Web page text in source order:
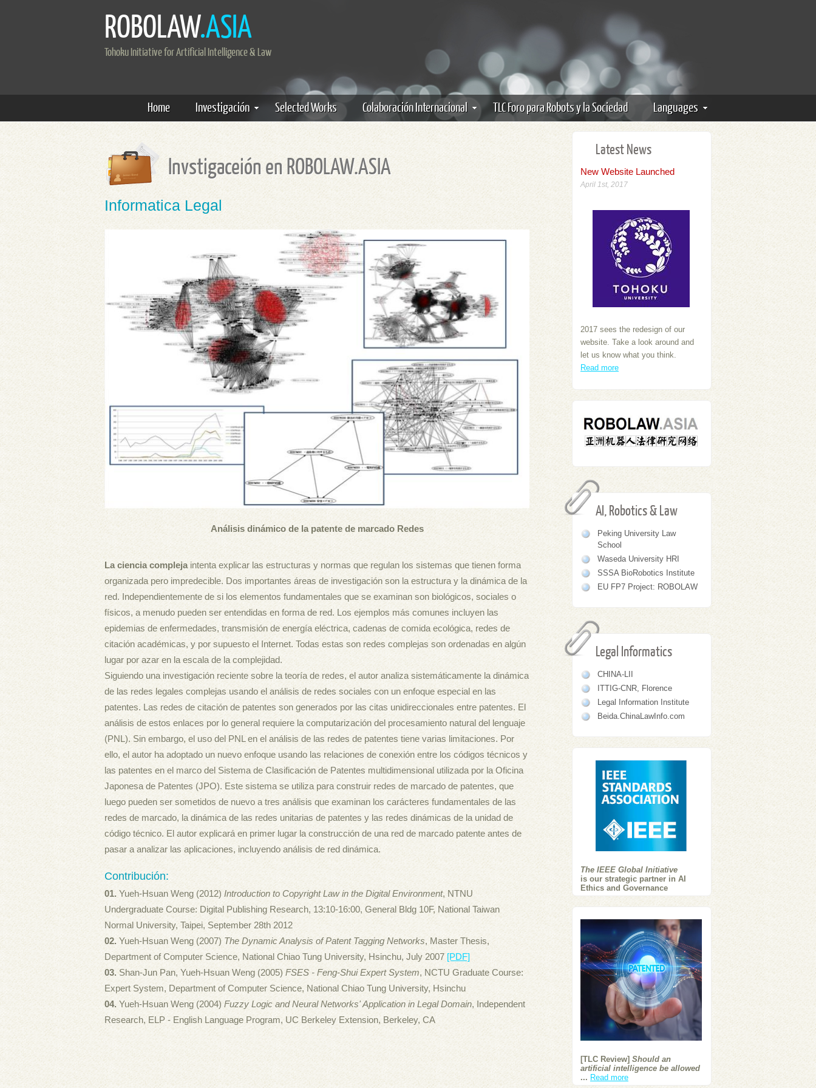
ROBOLAW.ASIA
Tohoku Initiative for Artificial Intelligence & Law
Home Investigación Selected Works Colaboración Internacional TLC Foro para Robots y la Sociedad Languages
Latest News
New Website Launched
April 1st, 2017
2017 sees the redesign of our
website. Take a look around and
let us know what you think.
Read more
AI, Robotics & Law
Peking University Law
School
Waseda University HRI
SSSA BioRobotics Institute
EU FP7 Project: ROBOLAW
Legal Informatics
CHINA-LII
ITTIG-CNR, Florence
Legal Information Institute
Beida.ChinaLawInfo.com
The IEEE Global Initiative
is our strategic partner in AI
Ethics and Governance
[TLC Review] Should an
artificial intelligence be allowed
... Read more
Invstigaceión en ROBOLAW.ASIA
Informatica Legal
Análisis dinámico de la patente de marcado Redes
La ciencia compleja intenta explicar las estructuras y normas que regulan los sistemas que tienen forma
organizada pero impredecible. Dos importantes áreas de investigación son la estructura y la dinámica de la
red. Independientemente de si los elementos fundamentales que se examinan son biológicos, sociales o
físicos, a menudo pueden ser entendidas en forma de red. Los ejemplos más comunes incluyen las
epidemias de enfermedades, transmisión de energía eléctrica, cadenas de comida ecológica, redes de
citación académicas, y por supuesto el Internet. Todas estas son redes complejas son ordenadas en algún
lugar por azar en la escala de la complejidad.
Siguiendo una investigación reciente sobre la teoría de redes, el autor analiza sistemáticamente la dinámica
de las redes legales complejas usando el análisis de redes sociales con un enfoque especial en las
patentes. Las redes de citación de patentes son generados por las citas unidireccionales entre patentes. El
análisis de estos enlaces por lo general requiere la computarización del procesamiento natural del lenguaje
(PNL). Sin embargo, el uso del PNL en el análisis de las redes de patentes tiene varias limitaciones. Por
ello, el autor ha adoptado un nuevo enfoque usando las relaciones de conexión entre los códigos técnicos y
las patentes en el marco del Sistema de Clasificación de Patentes multidimensional utilizada por la Oficina
Japonesa de Patentes (JPO). Este sistema se utiliza para construir redes de marcado de patentes, que
luego pueden ser sometidos de nuevo a tres análisis que examinan los carácteres fundamentales de las
redes de marcado, la dinámica de las redes unitarias de patentes y las redes dinámicas de la unidad de
código técnico. El autor explicará en primer lugar la construcción de una red de marcado patente antes de
pasar a analizar las aplicaciones, incluyendo análisis de red dinámica.
Contribución:
01. Yueh-Hsuan Weng (2012) Introduction to Copyright Law in the Digital Environment, NTNU
Undergraduate Course: Digital Publishing Research, 13:10-16:00, General Bldg 10F, National Taiwan
Normal University, Taipei, September 28th 2012
02. Yueh-Hsuan Weng (2007) The Dynamic Analysis of Patent Tagging Networks, Master Thesis,
Department of Computer Science, National Chiao Tung University, Hsinchu, July 2007 [PDF]
03. Shan-Jun Pan, Yueh-Hsuan Weng (2005) FSES - Feng-Shui Expert System, NCTU Graduate Course:
Expert System, Department of Computer Science, National Chiao Tung University, Hsinchu
04. Yueh-Hsuan Weng (2004) Fuzzy Logic and Neural Networks' Application in Legal Domain, Independent
Research, ELP - English Language Program, UC Berkeley Extension, Berkeley, CA